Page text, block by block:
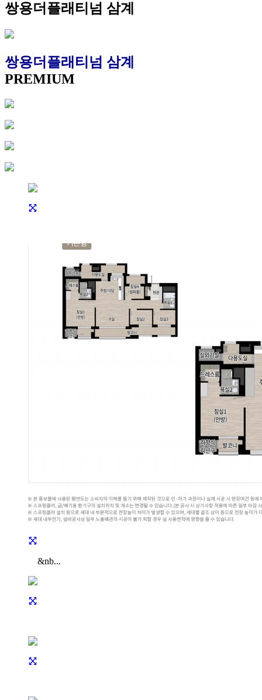
쌍용더플래티넘 삼계
쌍용더플래티넘 삼계
PREMIUM
&nb...